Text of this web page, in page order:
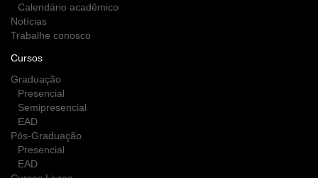
Calendário acadêmico
Notícias
Trabalhe conosco
Cursos
Graduação
Presencial
Semipresencial
EAD
Pós-Graduação
Presencial
EAD